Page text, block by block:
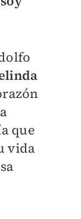
que
vida